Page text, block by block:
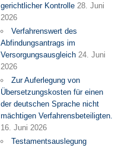
gerichtlicher Kontrolle 28. Juni
2026
Verfahrenswert des
Abfindungsantrags im
Versorgungsausgleich 24. Juni
2026
Zur Auferlegung von
Übersetzungskosten für einen
der deutschen Sprache nicht
mächtigen Verfahrensbeteiligten.
16. Juni 2026
Testamentsauslegung